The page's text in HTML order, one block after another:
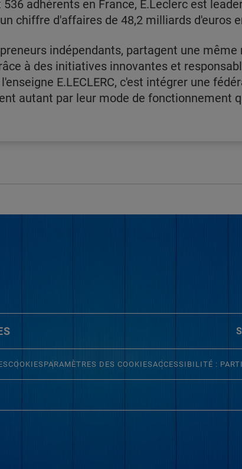
adhérents en France, E.Leclerc est
chiffre d'affaires de 48,2 milliards d'euros
indépendants, partagent une
à des initiatives innovantes et
E.LECLERC, c'est intégrer une
autant par leur mode de fonctionnement
COOKIES PARAMÈTRES DES COOKIESACCESSIBILITÉ :